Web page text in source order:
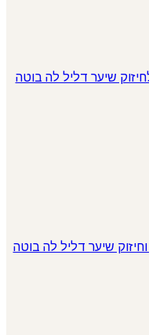
שיער דליל לה בוטה
שיער דליל לה בוטה